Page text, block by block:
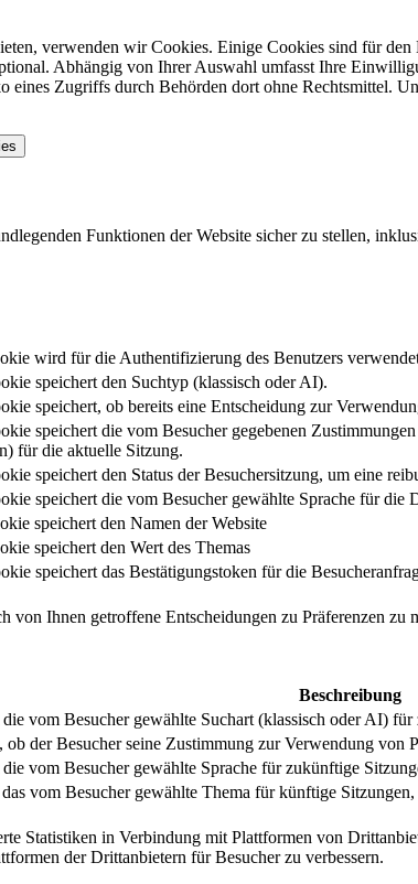
verwenden wir Cookies. Einige Cookies sind für
Abhängig von Ihrer Auswahl umfasst Ihre
eines Zugriffs durch Behörden dort ohne Rechts­mittel.
Funktionen der Website sicher zu stellen,
wird für die Authentifizierung des Benutzers
speichert den Suchtyp (klassisch oder AI).
speichert, ob bereits eine Entscheidung zur
speichert die vom Besucher gegebenen
für die aktuelle Sitzung.
speichert den Status der Besuchersitzung, um eine
speichert die vom Besucher gewählte Sprache für die
speichert den Namen der Website
speichert den Wert des Themas
speichert das Bestätigungstoken für die
von Ihnen getroffene Entscheidungen zu Präferenzen
Beschreibung
vom Besucher gewählte Suchart (klassisch oder AI)
ob der Besucher seine Zustimmung zur Verwendung von
vom Besucher gewählte Sprache für zukünftige
vom Besucher gewählte Thema für künftige
Statistiken in Verbindung mit Plattformen von
der Drittanbietern für Besucher zu verbessern.